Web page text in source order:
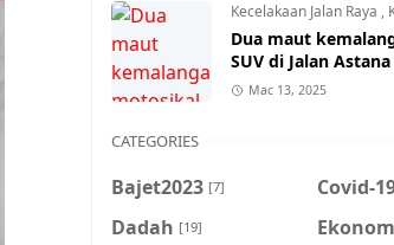
Kecelakaan Jalan Raya ,
Dua maut
SUV di Jalan Astana
Mac 13, 2025
CATEGORIES
Bajet2023 [7] Covid-
Dadah [19]